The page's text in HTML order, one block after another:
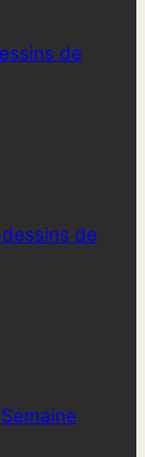
de
de
Semaine